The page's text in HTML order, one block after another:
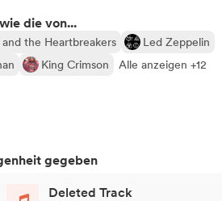
die von...
the Heartbreakers
Led Zeppelin
King Crimson Alle anzeigen +12
gegeben
Deleted Track